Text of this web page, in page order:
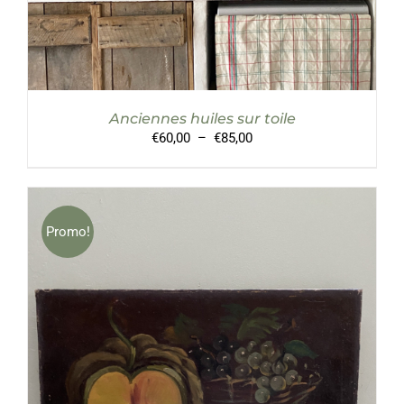
ÊTRE
CHOISIES
SUR
LA
PAGE
DU
Anciennes huiles sur toile
€60,00 – €85,00Plage
€60,00
Promo!